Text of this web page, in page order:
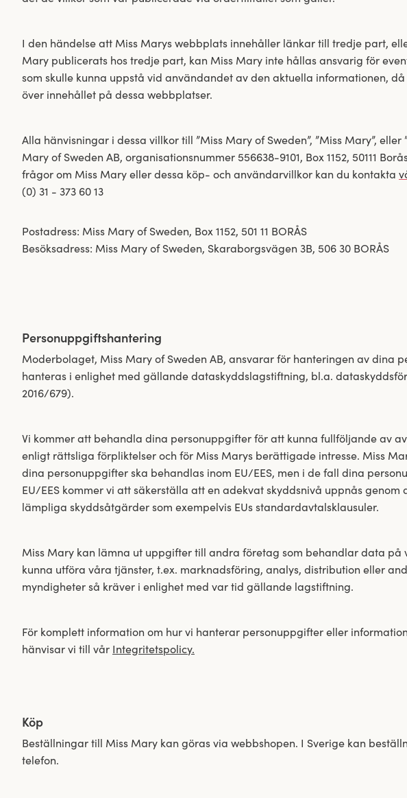
I den händelse att Miss Marys webbplats innehåller länkar till tredje part,
Mary publicerats hos tredje part, kan Miss Mary inte hållas ansvarig för
som skulle kunna uppstå vid användandet av den aktuella informationen,
över innehållet på dessa webbplatser.
Alla hänvisningar i dessa villkor till ”Miss Mary of Sweden”, ”Miss Mary”, eller
Mary of Sweden AB, organisationsnummer 556638-9101, Box 1152, 50111
frågor om Miss Mary eller dessa köp- och användarvillkor kan du kontakta
(0) 31 - 373 60 13
Postadress: Miss Mary of Sweden, Box 1152, 501 11 BORÅS
Besöksadress: Miss Mary of Sweden, Skaraborgsvägen 3B, 506 30 BORÅS
Personuppgiftshantering
Moderbolaget, Miss Mary of Sweden AB, ansvarar för hanteringen av dina
hanteras i enlighet med gällande dataskyddslagstiftning, bl.a.
2016/679).
Vi kommer att behandla dina personuppgifter för att kunna fullföljande av
enligt rättsliga förpliktelser och för Miss Marys berättigade intresse. Miss
dina personuppgifter ska behandlas inom EU/EES, men i de fall dina
EU/EES kommer vi att säkerställa att en adekvat skyddsnivå uppnås genom
lämpliga skyddsåtgärder som exempelvis EUs standardavtalsklausuler.
Miss Mary kan lämna ut uppgifter till andra företag som behandlar data på
kunna utföra våra tjänster, t.ex. marknadsföring, analys, distribution eller
myndigheter så kräver i enlighet med var tid gällande lagstiftning.
För komplett information om hur vi hanterar personuppgifter eller
hänvisar vi till vår Integritetspolicy.
Köp
Beställningar till Miss Mary kan göras via webbshopen. I Sverige kan
telefon.